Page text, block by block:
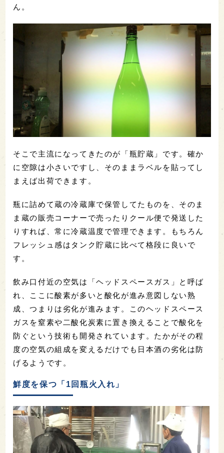
ん。
そこで主流になってきたのが「瓶貯蔵」です。確か
に空隙は小さいですし、そのままラベルを貼ってし
まえば出荷できます。
瓶に詰めて蔵の冷蔵庫で保管してたものを、そのま
ま蔵の販売コーナーで売ったりクール便で発送した
りすれば、常に冷蔵温度で管理できます。もちろん
フレッシュ感はタンク貯蔵に比べて格段に良いで
す。
飲み口付近の空気は「ヘッドスペースガス」と呼ば
れ、ここに酸素が多いと酸化が進み意図しない熟
成、つまりは劣化が進みます。このヘッドスペース
ガスを窒素や二酸化炭素に置き換えることで酸化を
防ぐという技術も開発されています。たかがその程
度の空気の組成を変えるだけでも日本酒の劣化は防
げるようです。
鮮度を保つ「1回瓶火入れ」